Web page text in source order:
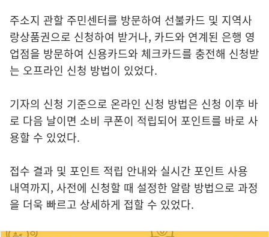
주소지 관할 주민센터를 방문하여 선불카드 및 지역사
랑상품권으로 신청하여 받거나, 카드와 연계된 은행 영
업점을 방문하여 신용카드와 체크카드를 충전해 신청받
는 오프라인 신청 방법이 있었다.
기자의 신청 기준으로 온라인 신청 방법은 신청 이후 바
로 다음 날이면 소비 쿠폰이 적립되어 포인트를 바로 사
용할 수 있었다.
접수 결과 및 포인트 적립 안내와 실시간 포인트 사용
내역까지, 사전에 신청할 때 설정한 알람 방법으로 과정
을 더욱 빠르고 상세하게 접할 수 있었다.